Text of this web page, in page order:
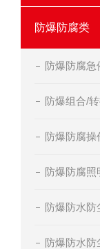
防爆防腐类
防爆防腐急
防爆组合/
防爆防腐操
防爆防腐照
防爆防水防
防爆防水防